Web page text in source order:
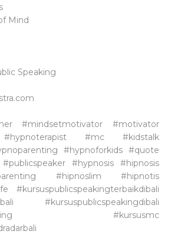
Mind
Speaking
#mindsetmotivator #motivator
#hypnoterapist #mc #kidstalk
#hypnoforkids #quote
#hypnosis #hipnosis
#hipnoslim #hipnotis
#kursuspublicspeakingterbaikdibali
#kursuspublicspeakingdibali
#kursusmc